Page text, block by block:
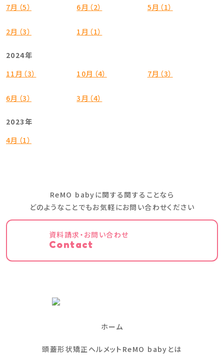
7月（5） 6月（2） 5月（1）
2月（3） 1月（1）
2024年
11月（3）
10月（4） 7月（3）
6月（3） 3月（4）
2023年
4月（1）
ReMO babyに関する関することなら
どのようなことでもお気軽にお問い合わせください
資料請求・お問い合わせ
Contact
ホーム
頭蓋形状矯正ヘルメットReMO babyとは